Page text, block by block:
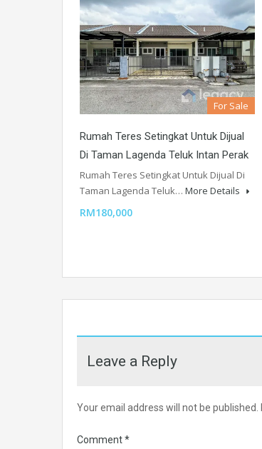
For Sale
Rumah Teres Setingkat Untuk Dijual
Di Taman Lagenda Teluk Intan Perak
Rumah Teres Setingkat Untuk Dijual Di
Taman Lagenda Teluk… More Details
RM180,000
Leave a Reply
Your email address will not be published.
Comment*